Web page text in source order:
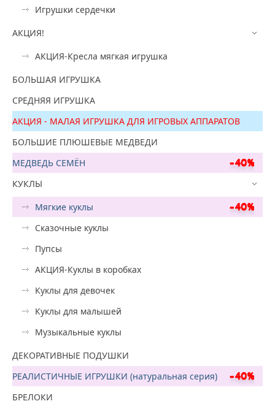
Игрушки сердечки
АКЦИЯ!
АКЦИЯ-Кресла мягкая игрушка
БОЛЬШАЯ ИГРУШКА
СРЕДНЯЯ ИГРУШКА
АКЦИЯ - МАЛАЯ ИГРУШКА ДЛЯ ИГРОВЫХ АППАРАТОВ
БОЛЬШИЕ ПЛЮШЕВЫЕ МЕДВЕДИ
МЕДВЕДЬ СЕМЁН
КУКЛЫ
Мягкие куклы
Сказочные куклы
Пупсы
АКЦИЯ-Куклы в коробках
Куклы для девочек
Куклы для малышей
Музыкальные куклы
ДЕКОРАТИВНЫЕ ПОДУШКИ
РЕАЛИСТИЧНЫЕ ИГРУШКИ (натуральная серия)
БРЕЛОКИ